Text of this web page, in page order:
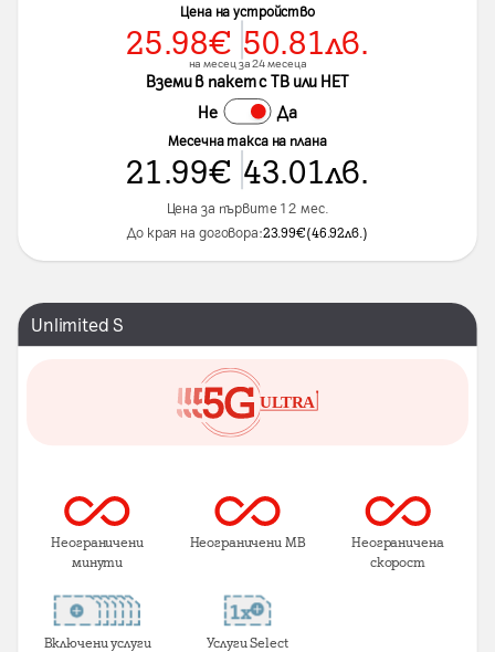
Цена на устройство
25.98€ 50.81лв.
на месец за 24 месеца
Вземи в пакет с ТВ или НЕТ
Не Да
Месечна такса на плана
21.99€ 43.01лв.
Цена за първите 12 мес.
До края на договора:23.99€(46.92лв. )
Unlimited S
Неограничени
минути
Неограничени MB Неограничена
скорост
Включени услуги Услуги Select